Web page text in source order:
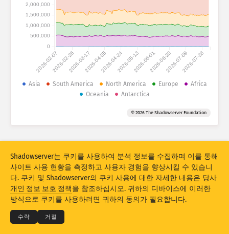
공격 통계: 디바이스
도움말
데이터 세트
제한
업데이트 리셋
PNG로 다운로드
2026-02-072026-02-262026-03-172026-04-052026-04-242026-05-132026-06-012026-06-202026-07-092026-07-28
0
500,000
1,000,000
1,500,000
2,000,000
Asia South America North America Europe
Africa
Oceania
Antarctica
© 2026 The Shadowserver Foundation
© 2026THE SHADOWSERVER FOUNDATION
개인 정보 보호 및 약관
문의 크레딧
Shadowserver는 쿠키를 사용하여 분석 정보를 수집하며 이를 통해
사이트 사용 현황을 측정하고 사용자 경험을 향상시킬 수 있습니
다. 쿠키 및 Shadowserver의 쿠키 사용에 대한 자세한 내용은 당사
개인 정보 보호 정책을 참조하십시오. 귀하의 디바이스에 이러한
방식으로 쿠키를 사용하려면 귀하의 동의가 필요합니다.
수락 거절